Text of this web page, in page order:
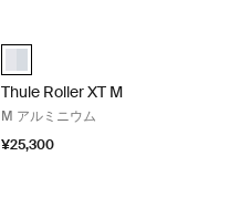
aluminium (selected)
Thule Roller XT M
M アルミニウム
¥25,300